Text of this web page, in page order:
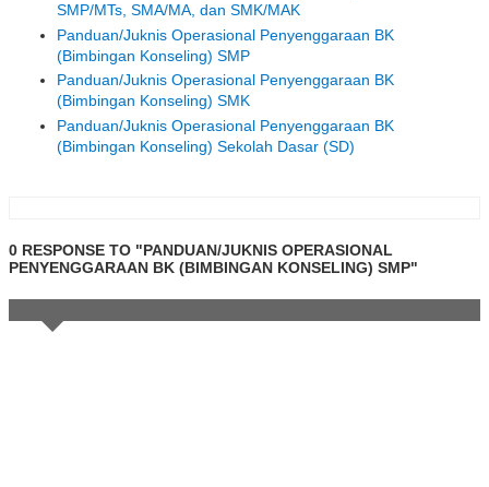
SMP/MTs, SMA/MA, dan SMK/MAK
Panduan/Juknis Operasional Penyenggaraan BK
(Bimbingan Konseling) SMP
Panduan/Juknis Operasional Penyenggaraan BK
(Bimbingan Konseling) SMK
Panduan/Juknis Operasional Penyenggaraan BK
(Bimbingan Konseling) Sekolah Dasar (SD)
0 RESPONSE TO "PANDUAN/JUKNIS OPERASIONAL
PENYENGGARAAN BK (BIMBINGAN KONSELING) SMP"